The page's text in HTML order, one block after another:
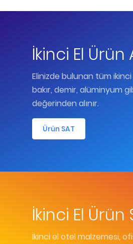
İkinci El Ürün
Elinizde bulunan tüm
bakır, demir, alüminyum
değerinden alınır.
Ürün SAT
İkinci El Ürün
İkinci el otel malzemesi,